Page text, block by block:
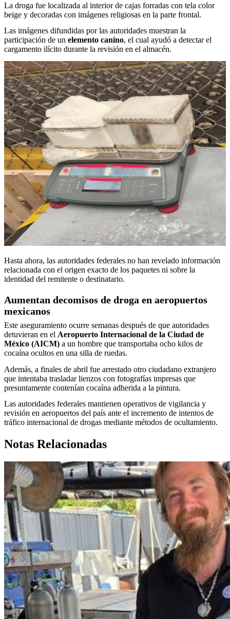
La droga fue localizada al interior de cajas forradas con tela color
beige y decoradas con imágenes religiosas en la parte frontal.
Las imágenes difundidas por las autoridades muestran la
participación de un elemento canino, el cual ayudó a detectar el
cargamento ilícito durante la revisión en el almacén.
Hasta ahora, las autoridades federales no han revelado información
relacionada con el origen exacto de los paquetes ni sobre la
identidad del remitente o destinatario.
Aumentan decomisos de droga en aeropuertos
mexicanos
Este aseguramiento ocurre semanas después de que autoridades
detuvieran en el Aeropuerto Internacional de la Ciudad de
México (AICM) a un hombre que transportaba ocho kilos de
cocaína ocultos en una silla de ruedas.
Además, a finales de abril fue arrestado otro ciudadano extranjero
que intentaba trasladar lienzos con fotografías impresas que
presuntamente contenían cocaína adherida a la pintura.
Las autoridades federales mantienen operativos de vigilancia y
revisión en aeropuertos del país ante el incremento de intentos de
tráfico internacional de drogas mediante métodos de ocultamiento.
Notas Relacionadas